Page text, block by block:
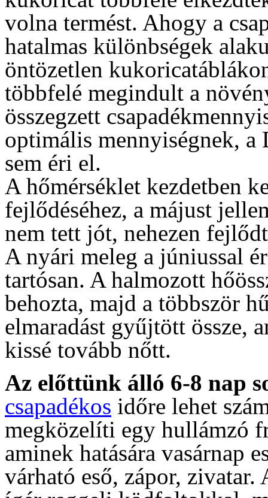
volna termést. Ahogy a
hatalmas különbségek
öntözetlen
többfelé megindult a
összegzett
optimális mennyiségnek, a
sem éri el.
A hőmérséklet kezdetben
fejlődéséhez, a májust
nem tett jót, nehezen
A nyári meleg a júniussal
tartósan. A halmozott
behozta, majd a többször
elmaradást gyűjtött össze,
kissé tovább nőtt.
Az előttünk álló 6-8 nap
csapadékos időre lehet
megközelíti egy hullámzó
aminek hatására vasárnap
várható eső, zápor,